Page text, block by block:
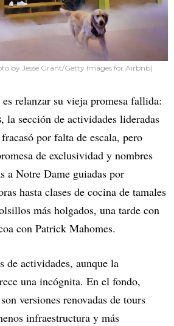
by Jesse Grant/Getty Images for Airbnb)
relanzar su vieja promesa fallida:
, la sección de actividades lideradas
por falta de escala, pero
de exclusividad y nombres
a Notre Dame guiadas por
hasta clases de cocina de tamales
más holgados, una tarde con
con Patrick Mahomes.
de actividades, aunque la
una incógnita. En el fondo,
versiones renovadas de tours
infraestructura y más